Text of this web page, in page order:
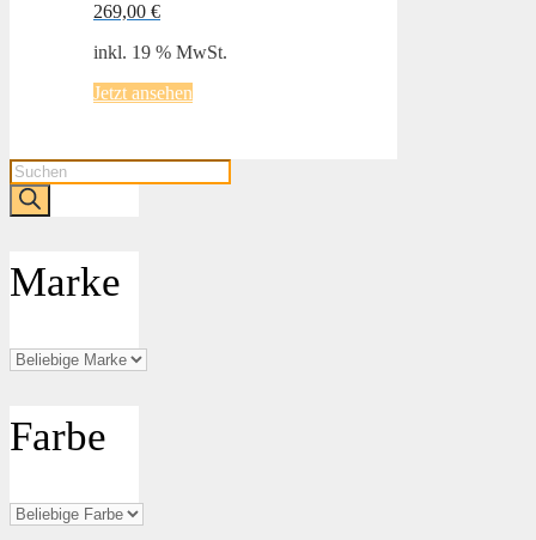
269,00 €
inkl. 19 % MwSt.
Jetzt ansehen
Products
search
Marke
Farbe